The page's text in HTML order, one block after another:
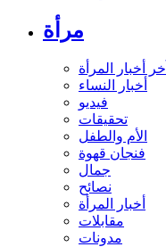
مرأة
آخر أخبار المرأة
أخبار النساء
فيديو
تحقيقات
الأم والطفل
فنجان قهوة
جمال
نصائح
أخبار المرأة
مقابلات
مدونات